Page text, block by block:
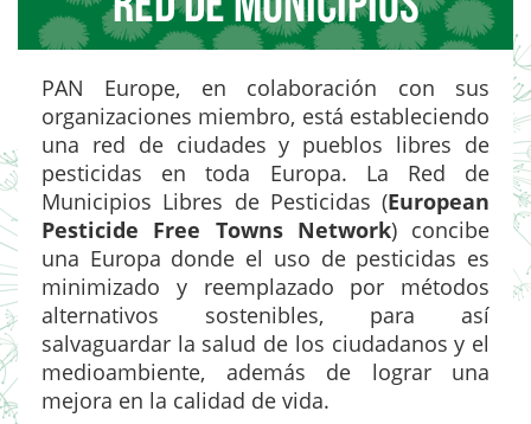
i
p
a
l
PAN Europe, en colaboración con sus
organizaciones miembro, está estableciendo
una red de ciudades y pueblos libres de
pesticidas en toda Europa. La Red de
Municipios Libres de Pesticidas (European
Pesticide Free Towns Network) concibe
una Europa donde el uso de pesticidas es
minimizado y reemplazado por métodos
alternativos sostenibles, para así
salvaguardar la salud de los ciudadanos y el
medioambiente, además de lograr una
mejora en la calidad de vida.